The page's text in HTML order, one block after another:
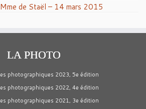
de Staël – 14 mars 2015
LA PHOTO
photographiques 2023, 5e édition
photographiques 2022, 4e édition
photographiques 2021, 3e édition